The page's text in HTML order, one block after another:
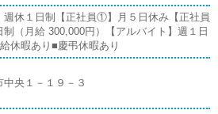
スタッフに付いて業務内容を見ながら徐々に
きますので、未経験の方でも安心して働けま
案店舗イベントや店舗運営など様々な企画
ただきます。【新規のお客様の増加】【お客
に繋がる施策の提案を行っていただきま
ようにインターネットを使ったPR（写メ日
週休１日制【正社員①】月５日休み【正社員
（月給 300,000円）【アルバイト】週１日
休暇あり■慶弔休暇あり
中央１－１９－３